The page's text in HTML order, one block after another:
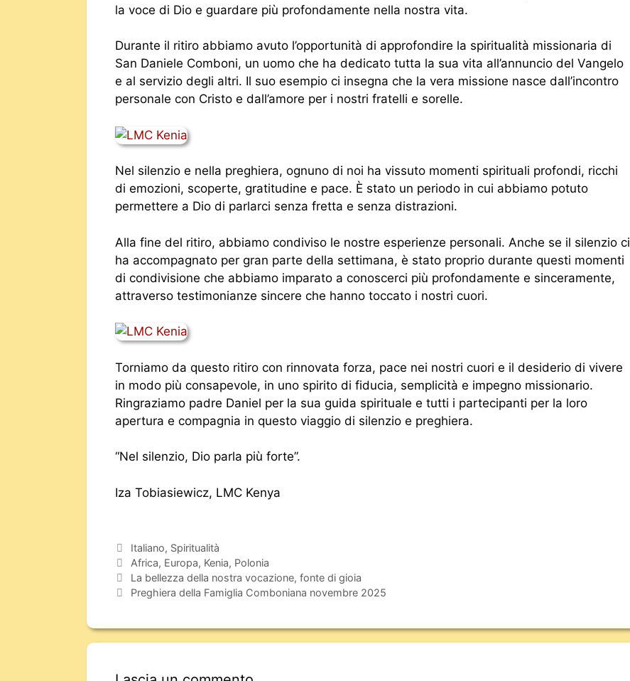
la voce di Dio e guardare più profondamente nella nostra vita.
Durante il ritiro abbiamo avuto l’opportunità di approfondire la spiritualità missionaria di
San Daniele Comboni, un uomo che ha dedicato tutta la sua vita all’annuncio del Vangelo
e al servizio degli altri. Il suo esempio ci insegna che la vera missione nasce dall’incontro
personale con Cristo e dall’amore per i nostri fratelli e sorelle.
Nel silenzio e nella preghiera, ognuno di noi ha vissuto momenti spirituali profondi, ricchi
di emozioni, scoperte, gratitudine e pace. È stato un periodo in cui abbiamo potuto
permettere a Dio di parlarci senza fretta e senza distrazioni.
Alla fine del ritiro, abbiamo condiviso le nostre esperienze personali. Anche se il silenzio ci
ha accompagnato per gran parte della settimana, è stato proprio durante questi momenti
di condivisione che abbiamo imparato a conoscerci più profondamente e sinceramente,
attraverso testimonianze sincere che hanno toccato i nostri cuori.
Torniamo da questo ritiro con rinnovata forza, pace nei nostri cuori e il desiderio di vivere
in modo più consapevole, in uno spirito di fiducia, semplicità e impegno missionario.
Ringraziamo padre Daniel per la sua guida spirituale e tutti i partecipanti per la loro
apertura e compagnia in questo viaggio di silenzio e preghiera.
“Nel silenzio, Dio parla più forte”.
Iza Tobiasiewicz, LMC Kenya
Italiano, Spiritualità
Africa, Europa, Kenia, Polonia
La bellezza della nostra vocazione, fonte di gioia
Preghiera della Famiglia Comboniana novembre 2025